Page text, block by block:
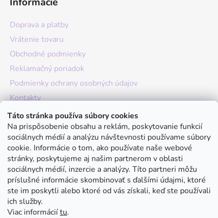
Táto stránka používa súbory cookies
Na prispôsobenie obsahu a reklám, poskytovanie funkcií
sociálnych médií a analýzu návštevnosti používame súbory
cookie. Informácie o tom, ako používate naše webové
stránky, poskytujeme aj našim partnerom v oblasti
sociálnych médií, inzercie a analýzy. Títo partneri môžu
príslušné informácie skombinovať s ďalšími údajmi, ktoré
ste im poskytli alebo ktoré od vás získali, keď ste používali
ich služby.
Viac informáciítu.
Doprava a platby
Vrátenie tovaru
Obchodné podmienky
Reklamačný poriadok
Podmienky ochrany osobných údajov
Kontakty
O nás
Hodnotenie obchodu
Moja objednávka
Instagram